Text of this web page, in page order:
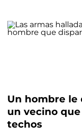
Un hombre le
un vecino
techos